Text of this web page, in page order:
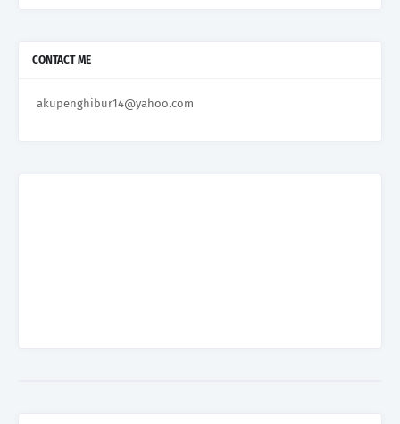
CONTACT ME
akupenghibur14@yahoo.com